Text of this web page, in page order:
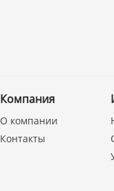
Компания
О компании
Контакты